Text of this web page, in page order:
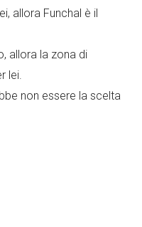
allora Funchal è il
allora la zona di
lei.
non essere la scelta